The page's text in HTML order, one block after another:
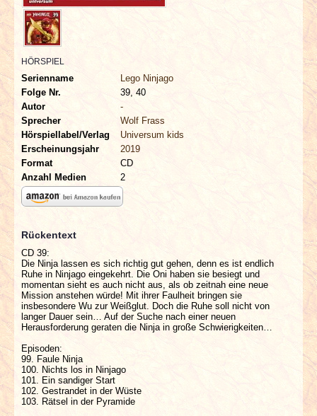
REDAKTION
LINKS
ARCHIV
HÖRSPIEL
Serienname
Lego Ninjago
Folge Nr.
39, 40
Autor
-
Sprecher
Wolf Frass
Hörspiellabel/Verlag
Universum kids
Erscheinungsjahr
2019
Format
CD
Anzahl Medien
2
Rückentext
CD 39:
Die Ninja lassen es sich richtig gut gehen, denn es ist endlich
Ruhe in Ninjago eingekehrt. Die Oni haben sie besiegt und
momentan sieht es auch nicht aus, als ob zeitnah eine neue
Mission anstehen würde! Mit ihrer Faulheit bringen sie
insbesondere Wu zur Weißglut. Doch die Ruhe soll nicht von
langer Dauer sein… Auf der Suche nach einer neuen
Herausforderung geraten die Ninja in große Schwierigkeiten…
Episoden:
99. Faule Ninja
100. Nichts los in Ninjago
101. Ein sandiger Start
102. Gestrandet in der Wüste
103. Rätsel in der Pyramide